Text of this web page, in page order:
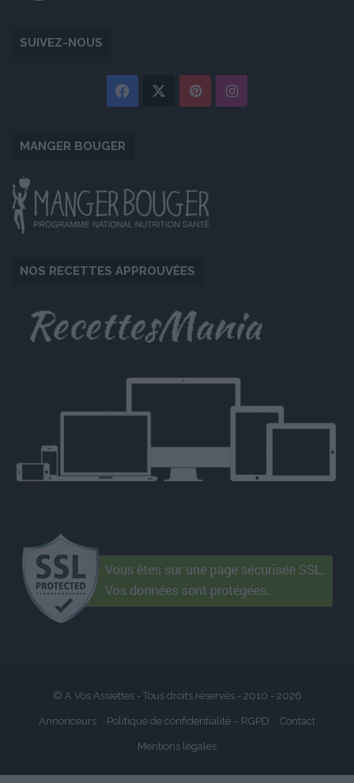
SUIVEZ-NOUS
Facebook PinterestInstagram
MANGER BOUGER
NOS RECETTES APPROUVÉES
© A Vos Assiettes - Tous droits réservés - 2010 - 2026
Annonceurs Politique de confidentialité – RGPD Contact
Mentions légales